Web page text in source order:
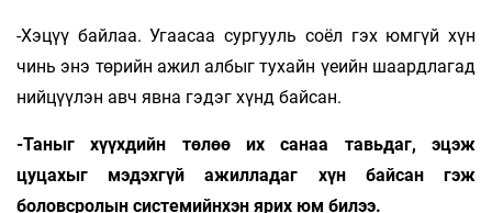
-Хэцүү байлаа. Угаасаа сургууль соёл гэх юм­­­­гүй хүн
чинь энэ төрийн ажил албыг тухайн үеийн шаард­­лагад
нийцүүлэн авч явна гэдэг хүнд бай­сан.
-Таныг хүүхдийн төлөө их санаа тавьдаг, эцэж
цуцахыг мэдэхгүй ажилладаг хүн байсан гэж
боловсролын системийнхэн ярих юм билээ.